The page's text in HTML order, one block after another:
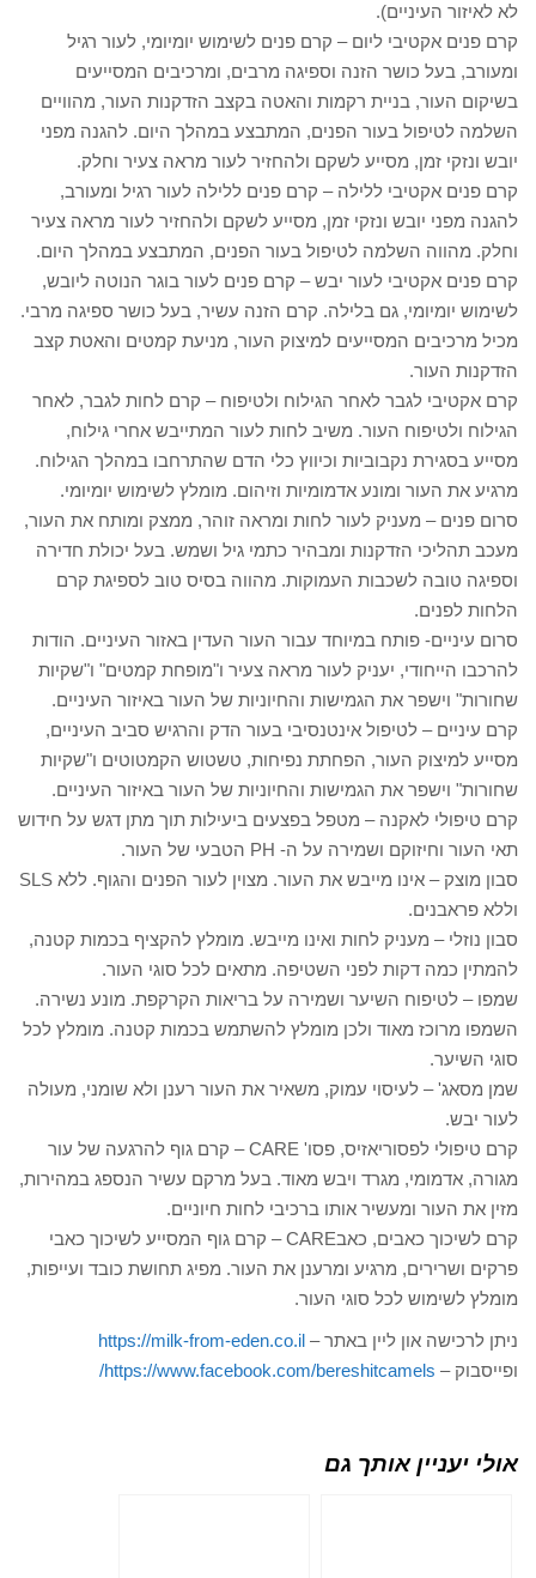
לא לאיזור העיניים).
קרם פנים אקטיבי ליום – קרם פנים לשימוש יומיומי, לעור רגיל
ומעורב, בעל כושר הזנה וספיגה מרבים, ומרכיבים המסייעים
בשיקום העור, בניית רקמות והאטה בקצב הזדקנות העור, מהוויים
השלמה לטיפול בעור הפנים, המתבצע במהלך היום. להגנה מפני
יובש ונזקי זמן, מסייע לשקם ולהחזיר לעור מראה צעיר וחלק.
קרם פנים אקטיבי ללילה – קרם פנים ללילה לעור רגיל ומעורב,
להגנה מפני יובש ונזקי זמן, מסייע לשקם ולהחזיר לעור מראה צעיר
וחלק. מהווה השלמה לטיפול בעור הפנים, המתבצע במהלך היום.
קרם פנים אקטיבי לעור יבש – קרם פנים לעור בוגר הנוטה ליובש,
לשימוש יומיומי, גם בלילה. קרם הזנה עשיר, בעל כושר ספיגה מרבי.
מכיל מרכיבים המסייעים למיצוק העור, מניעת קמטים והאטת קצב
הזדקנות העור.
קרם אקטיבי לגבר לאחר הגילוח ולטיפוח – קרם לחות לגבר, לאחר
הגילוח ולטיפוח העור. משיב לחות לעור המתייבש אחרי גילוח,
מסייע בסגירת נקבוביות וכיווץ כלי הדם שהתרחבו במהלך הגילוח.
מרגיע את העור ומונע אדמומיות וזיהום. מומלץ לשימוש יומיומי.
סרום פנים – מעניק לעור לחות ומראה זוהר, ממצק ומותח את העור,
מעכב תהליכי הזדקנות ומבהיר כתמי גיל ושמש. בעל יכולת חדירה
וספיגה טובה לשכבות העמוקות. מהווה בסיס טוב לספיגת קרם
הלחות לפנים.
סרום עיניים- פותח במיוחד עבור העור העדין באזור העיניים. הודות
להרכבו הייחודי, יעניק לעור מראה צעיר ו"מופחת קמטים" ו"שקיות
שחורות" וישפר את הגמישות והחיוניות של העור באיזור העיניים.
קרם עיניים – לטיפול אינטנסיבי בעור הדק והרגיש סביב העיניים,
מסייע למיצוק העור, הפחתת נפיחות, טשטוש הקמטוטים ו"שקיות
שחורות" וישפר את הגמישות והחיוניות של העור באיזור העיניים.
קרם טיפולי לאקנה – מטפל בפצעים ביעילות תוך מתן דגש על חידוש
תאי העור וחיזוקם ושמירה על ה- PH הטבעי של העור.
סבון מוצק – אינו מייבש את העור. מצוין לעור הפנים והגוף. ללא SLS
וללא פראבנים.
סבון נוזלי – מעניק לחות ואינו מייבש. מומלץ להקציף בכמות קטנה,
להמתין כמה דקות לפני השטיפה. מתאים לכל סוגי העור.
שמפו – לטיפוח השיער ושמירה על בריאות הקרקפת. מונע נשירה.
השמפו מרוכז מאוד ולכן מומלץ להשתמש בכמות קטנה. מומלץ לכל
סוגי השיער.
שמן מסאג' – לעיסוי עמוק, משאיר את העור רענן ולא שומני, מעולה
לעור יבש.
קרם טיפולי לפסוריאזיס, פסו' CARE – קרם גוף להרגעה של עור
מגורה, אדמומי, מגרד ויבש מאוד. בעל מרקם עשיר הנספג במהירות,
מזין את העור ומעשיר אותו ברכיבי לחות חיוניים.
קרם לשיכוך כאבים, כאבCARE – קרם גוף המסייע לשיכוך כאבי
פרקים ושרירים, מרגיע ומרענן את העור. מפיג תחושת כובד ועייפות,
מומלץ לשימוש לכל סוגי העור.
ניתן לרכישה און ליין באתר – https://milk-from-eden.co.il
ופייסבוק – https://www.facebook.com/bereshitcamels/
אולי יעניין אותך גם